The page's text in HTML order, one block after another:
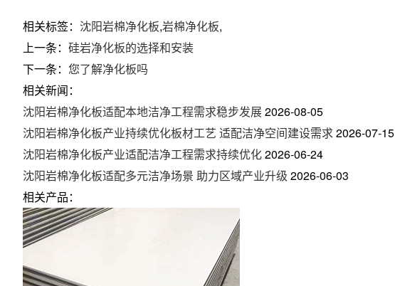
相关标签： 沈阳岩棉净化板,岩棉净化板,
上一条： 硅岩净化板的选择和安装
下一条： 您了解净化板吗
相关新闻：
沈阳岩棉净化板适配本地洁净工程需求稳步发展2026-08-05
沈阳岩棉净化板产业持续优化板材工艺 适配洁净空间建设需求2026-07-15
沈阳岩棉净化板产业适配洁净工程需求持续优化2026-06-24
沈阳岩棉净化板适配多元洁净场景 助力区域产业升级 2026-06-03
相关产品：